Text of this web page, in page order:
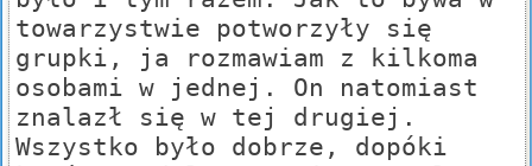
towarzystwie potworzyły się
grupki, ja rozmawiam z kilkoma
osobami w jednej. On natomiast
znalazł się w tej drugiej.
Wszystko było dobrze, dopóki